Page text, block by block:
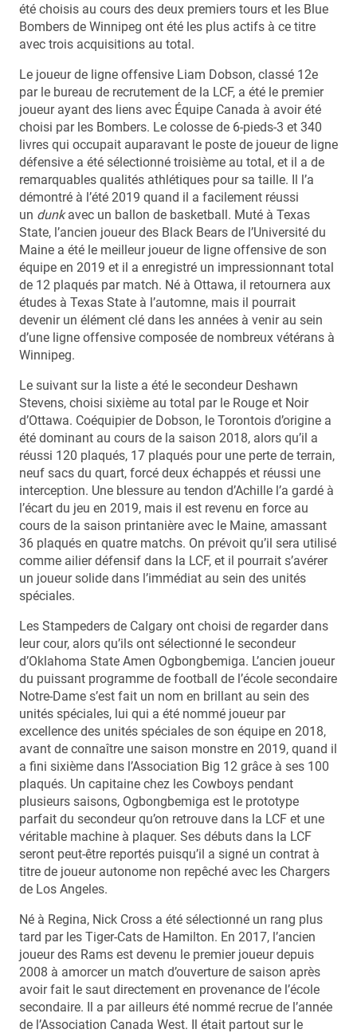
été choisis au cours des deux premiers tours et les Blue
Bombers de Winnipeg ont été les plus actifs à ce titre
avec trois acquisitions au total.
Le joueur de ligne offensive Liam Dobson, classé 12e
par le bureau de recrutement de la LCF, a été le premier
joueur ayant des liens avec Équipe Canada à avoir été
choisi par les Bombers. Le colosse de 6-pieds-3 et 340
livres qui occupait auparavant le poste de joueur de ligne
défensive a été sélectionné troisième au total, et il a de
remarquables qualités athlétiques pour sa taille. Il l’a
démontré à l’été 2019 quand il a facilement réussi
un dunkavec un ballon de basketball. Muté à Texas
State, l’ancien joueur des Black Bears de l’Université du
Maine a été le meilleur joueur de ligne offensive de son
équipe en 2019 et il a enregistré un impressionnant total
de 12 plaqués par match. Né à Ottawa, il retournera aux
études à Texas State à l’automne, mais il pourrait
devenir un élément clé dans les années à venir au sein
d’une ligne offensive composée de nombreux vétérans à
Winnipeg.
Le suivant sur la liste a été le secondeur Deshawn
Stevens, choisi sixième au total par le Rouge et Noir
d’Ottawa. Coéquipier de Dobson, le Torontois d’origine a
été dominant au cours de la saison 2018, alors qu’il a
réussi 120 plaqués, 17 plaqués pour une perte de terrain,
neuf sacs du quart, forcé deux échappés et réussi une
interception. Une blessure au tendon d’Achille l’a gardé à
l’écart du jeu en 2019, mais il est revenu en force au
cours de la saison printanière avec le Maine, amassant
36 plaqués en quatre matchs. On prévoit qu’il sera utilisé
comme ailier défensif dans la LCF, et il pourrait s’avérer
un joueur solide dans l’immédiat au sein des unités
spéciales.
Les Stampeders de Calgary ont choisi de regarder dans
leur cour, alors qu’ils ont sélectionné le secondeur
d’Oklahoma State Amen Ogbongbemiga. L’ancien joueur
du puissant programme de football de l’école secondaire
Notre-Dame s’est fait un nom en brillant au sein des
unités spéciales, lui qui a été nommé joueur par
excellence des unités spéciales de son équipe en 2018,
avant de connaître une saison monstre en 2019, quand il
a fini sixième dans l’Association Big 12 grâce à ses 100
plaqués. Un capitaine chez les Cowboys pendant
plusieurs saisons, Ogbongbemiga est le prototype
parfait du secondeur qu’on retrouve dans la LCF et une
véritable machine à plaquer. Ses débuts dans la LCF
seront peut-être reportés puisqu’il a signé un contrat à
titre de joueur autonome non repêché avec les Chargers
de Los Angeles.
Né à Regina, Nick Cross a été sélectionné un rang plus
tard par les Tiger-Cats de Hamilton. En 2017, l’ancien
joueur des Rams est devenu le premier joueur depuis
2008 à amorcer un match d’ouverture de saison après
avoir fait le saut directement en provenance de l’école
secondaire. Il a par ailleurs été nommé recrue de l’année
de l’Association Canada West. Il était partout sur le